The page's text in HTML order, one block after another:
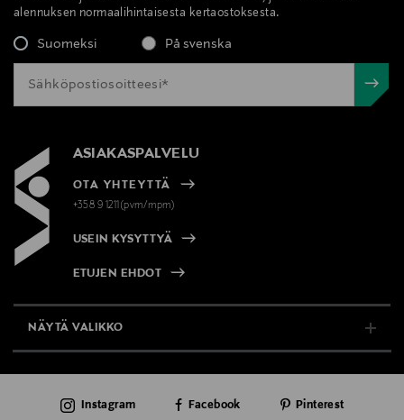
alennuksen normaalihintaisesta kertaostoksesta.
Suomeksi På svenska
ASIAKASPALVELU
OTA YHTEYTTÄ
+358 9 1211(pvm/mpm)
USEIN KYSYTTYÄ
ETUJEN EHDOT
NÄYTÄ VALIKKO
AJANKOHTAISTA
Instagram Facebook Pinterest